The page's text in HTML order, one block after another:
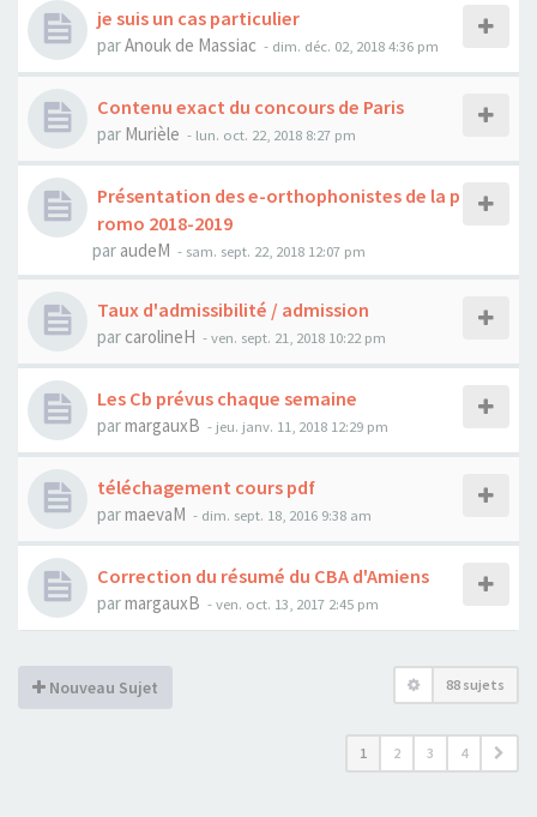
je suis un cas particulier
parAnouk de Massiac - dim. déc. 02, 2018 4:36 pm
Contenu exact du concours de Paris
par Murièle - lun. oct. 22, 2018 8:27 pm
Présentation des e-orthophonistes de la p
romo 2018-2019
par audeM - sam. sept. 22, 2018 12:07 pm
Taux d'admissibilité / admission
par carolineH -ven. sept. 21, 2018 10:22 pm
Les Cb prévus chaque semaine
parmargauxB - jeu. janv. 11, 2018 12:29 pm
téléchagement cours pdf
parmaevaM - dim. sept. 18, 2016 9:38 am
Correction du résumé du CBA d'Amiens
parmargauxB -ven. oct. 13, 2017 2:45 pm
Nouveau Sujet 88 sujets
1 2 3 4